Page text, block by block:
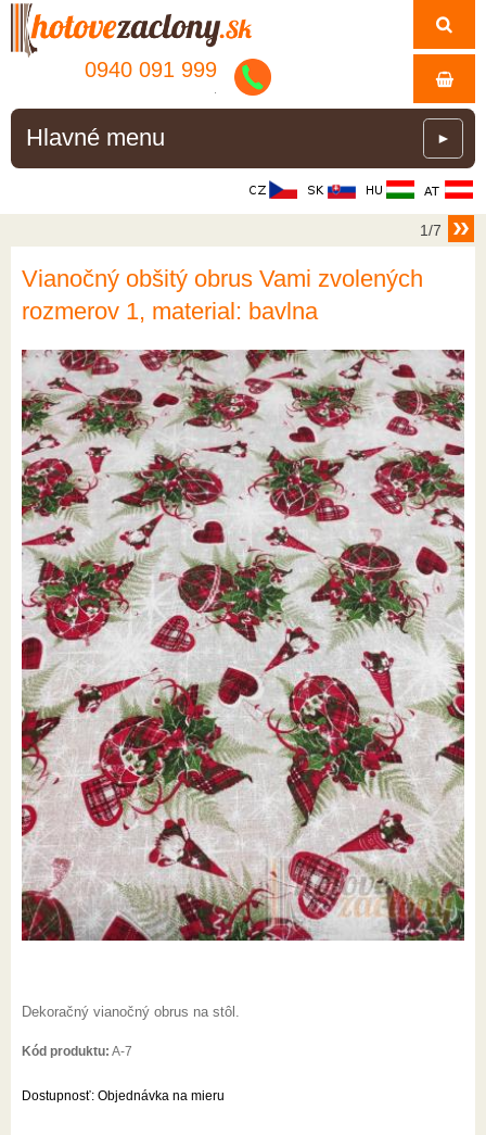
0940 091 999
Hlavné menu ►
1/7
Vianočný obšitý obrus Vami zvolených
rozmerov 1, material: bavlna
Dekoračný vianočný obrus na stôl.
Kód produktu: A-7
Dostupnosť: Objednávka na mieru